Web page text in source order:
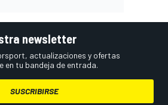
newsletter
actualizaciones y ofertas
en tu bandeja de entrada.
SUSCRIBIRSE